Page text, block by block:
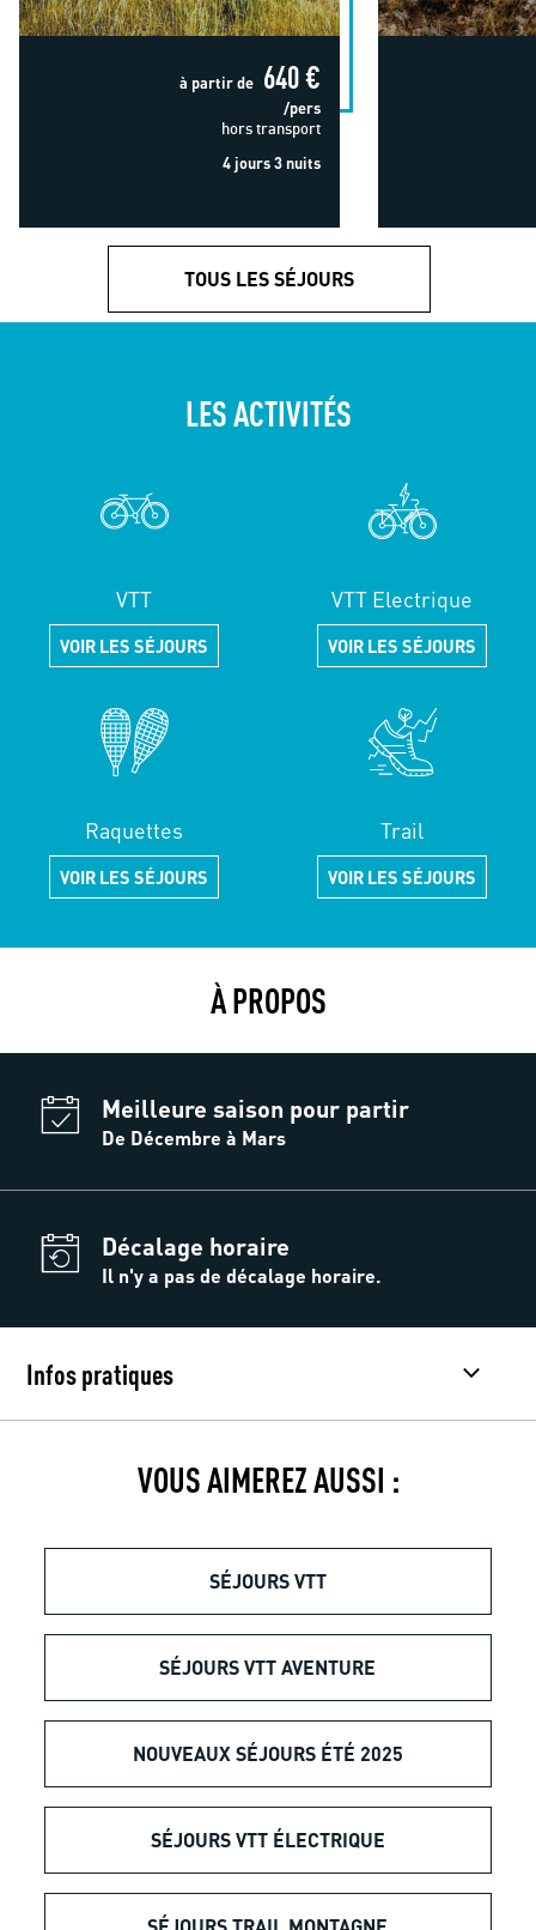
à partir de 640 €
/pers
hors transport
4 jours 3 nuits
TOUS LES SÉJOURS
LES ACTIVITÉS
VTT
VOIR LES SÉJOURS
VTT Electrique
VOIR LES SÉJOURS
Raquettes
VOIR LES SÉJOURS
Trail
VOIR LES SÉJOURS
À PROPOS
Meilleure saison pour partir
De Décembre à Mars
Décalage horaire
Il n'y a pas de décalage horaire.
Infos pratiques
VOUS AIMEREZ AUSSI :
SÉJOURS VTT
SÉJOURS VTT AVENTURE
NOUVEAUX SÉJOURS ÉTÉ 2025
SÉJOURS VTT ÉLECTRIQUE